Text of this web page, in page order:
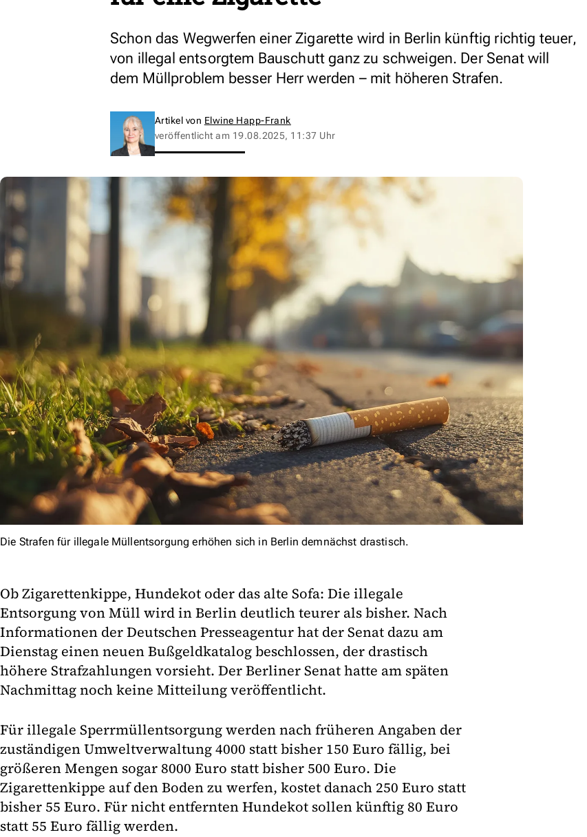
Schon das Wegwerfen einer Zigarette wird in Berlin künftig richtig teuer,
von illegal entsorgtem Bauschutt ganz zu schweigen. Der Senat will
dem Müllproblem besser Herr werden – mit höheren Strafen.
Artikel von Elwine Happ-Frank
veröffentlicht am 19.08.2025, 11:37 Uhr
Die Strafen für illegale Müllentsorgung erhöhen sich in Berlin demnächst drastisch.
Ob Zigarettenkippe, Hundekot oder das alte Sofa: Die illegale
Entsorgung von Müll wird in Berlin deutlich teurer als bisher. Nach
Informationen der Deutschen Presseagentur hat der Senat dazu am
Dienstag einen neuen Bußgeldkatalog beschlossen, der drastisch
höhere Strafzahlungen vorsieht. Der Berliner Senat hatte am späten
Nachmittag noch keine Mitteilung veröffentlicht.
Für illegale Sperrmüllentsorgung werden nach früheren Angaben der
zuständigen Umweltverwaltung 4000 statt bisher 150 Euro fällig, bei
größeren Mengen sogar 8000 Euro statt bisher 500 Euro. Die
Zigarettenkippe auf den Boden zu werfen, kostet danach 250 Euro statt
bisher 55 Euro. Für nicht entfernten Hundekot sollen künftig 80 Euro
statt 55 Euro fällig werden.